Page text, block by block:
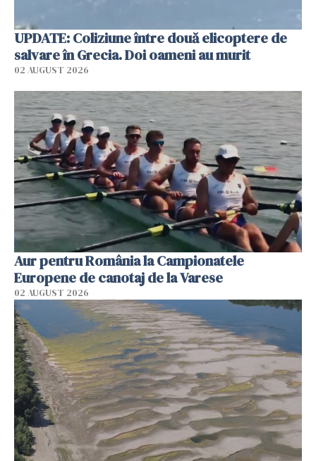
UPDATE: Coliziune între două elicoptere de
salvare în Grecia. Doi oameni au murit
02 AUGUST 2026
Aur pentru România la Campionatele
Europene de canotaj de la Varese
02 AUGUST 2026